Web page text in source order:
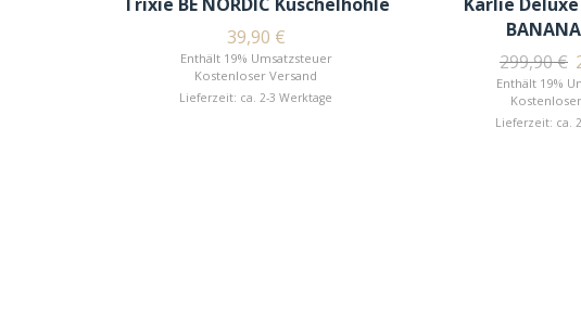
39,90 €
Enthält 19% Umsatzsteuer
Kostenloser Versand
Lieferzeit: ca. 2-3 Werktage
299,90€
Enthält 19%
Lieferzeit: ca.